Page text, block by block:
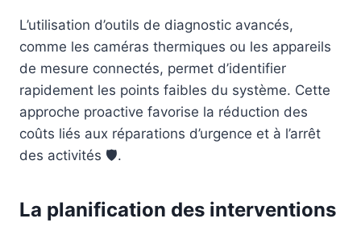
L’utilisation d’outils de diagnostic avancés,
comme les caméras thermiques ou les appareils
de mesure connectés, permet d’identifier
rapidement les points faibles du système. Cette
approche proactive favorise la réduction des
coûts liés aux réparations d’urgence et à l’arrêt
des activités 🛡️.
La planification des interventions